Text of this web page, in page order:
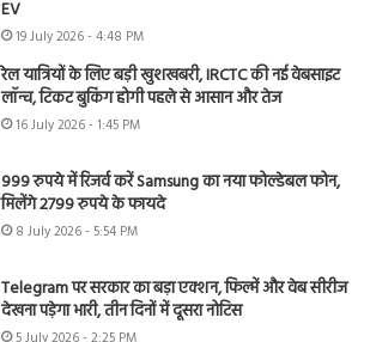
EV
19 July 2026 - 4:48 PM
रेल यात्रियों के लिए बड़ी खुशखबरी, IRCTC की नई वेबसाइट
लॉन्च, टिकट बुकिंग होगी पहले से आसान और तेज
16 July 2026 - 1:45 PM
999 रुपये में रिजर्व करें Samsung का नया फोल्डेबल फोन,
मिलेंगे 2799 रुपये के फायदे
8 July 2026 - 5:54 PM
Telegram पर सरकार का बड़ा एक्शन, फिल्में और वेब सीरीज
देखना पड़ेगा भारी, तीन दिनों में दूसरा नोटिस